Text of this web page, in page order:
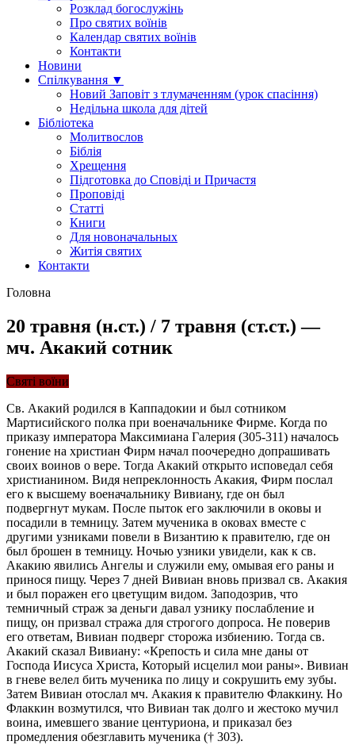
Розклад богослужінь
Про святих воїнів
Календар святих воїнів
Контакти
Новини
Спілкування ▼
Новий Заповіт з тлумаченням (урок спасіння)
Недільна школа для дітей
Бібліотека
Молитвослов
Біблія
Хрещення
Підготовка до Сповіді и Причастя
Проповіді
Статті
Книги
Для новоначальных
Житія святих
Контакти
Головна
20 травня (н.ст.) / 7 травня (ст.ст.) —
мч. Акакий сотник
Святі воїни
Св. Акакий родился в Каппадокии и был сотником
Мартисийского полка при военачальнике Фирме. Когда по
приказу императора Максимиана Галерия (305-311) началось
гонение на христиан Фирм начал поочередно допрашивать
своих воинов о вере. Тогда Акакий открыто исповедал себя
христианином. Видя непреклонность Акакия, Фирм послал
его к высшему военачальнику Вивиану, где он был
подвергнут мукам. После пыток его заключили в оковы и
посадили в темницу. Затем мученика в оковах вместе с
другими узниками повели в Византию к правителю, где он
был брошен в темницу. Ночью узники увидели, как к св.
Акакию явились Ангелы и служили ему, омывая его раны и
принося пищу. Через 7 дней Вивиан вновь призвал св. Акакия
и был поражен его цветущим видом. Заподозрив, что
темничный страж за деньги давал узнику послабление и
пищу, он призвал стража для строгого допроса. Не поверив
его ответам, Вивиан подверг сторожа избиению. Тогда св.
Акакий сказал Вивиану: «Крепость и сила мне даны от
Господа Иисуса Христа, Который исцелил мои раны». Вивиан
в гневе велел бить мученика по лицу и сокрушить ему зубы.
Затем Вивиан отослал мч. Акакия к правителю Флаккину. Но
Флаккин возмутился, что Вивиан так долго и жестоко мучил
воина, имевшего звание центуриона, и приказал без
промедления обезглавить мученика († 303).